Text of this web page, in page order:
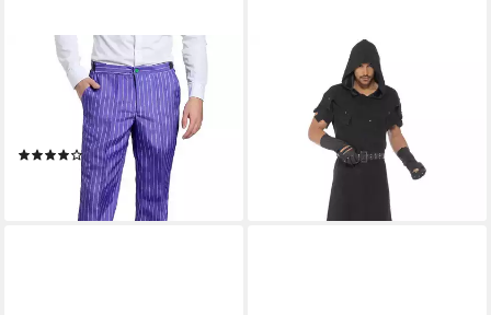
OPPOSUITS
Kostüm Mr. Joker-
Herrenanzug Suitmeister
violett-grün
(1)
lieferbar - in 2-3 Werktagen bei dir
Kostüm Mittelalterliches
Henker-Kostüm für Herren
Halloweenkostüm schwarz
lieferbar - in 2-3 Werktagen bei dir